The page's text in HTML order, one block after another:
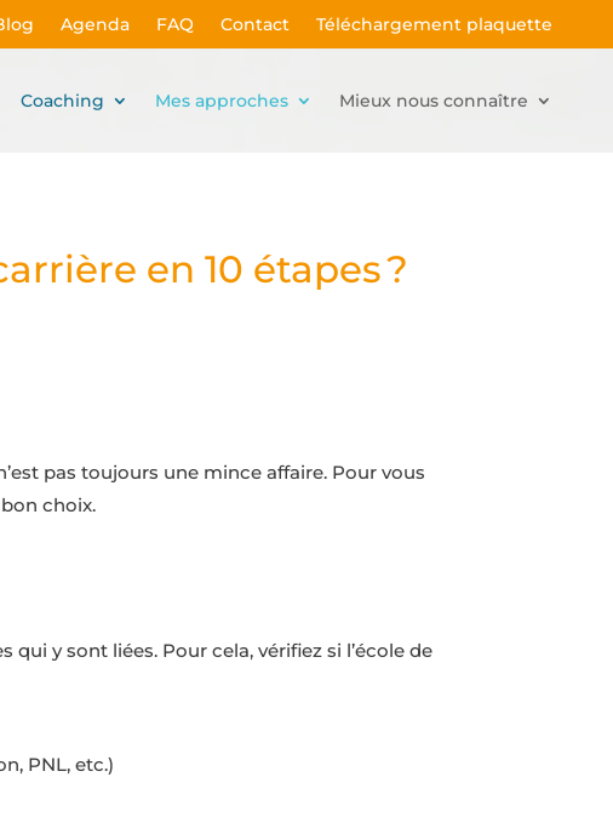
Agenda FAQ Contact Téléchargement plaquette
Coaching Mes approches Mieux nous connaître
en 10 étapes ?
pas toujours une mince affaire. Pour vous
choix.
y sont liées. Pour cela, vérifiez si l’école de
PNL, etc.)